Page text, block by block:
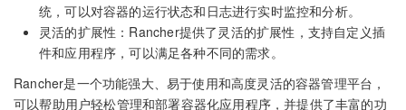
统，可以对容器的运行状态和日志进行实时监控和分析。
灵活的扩展性：Rancher提供了灵活的扩展性，支持自定义插
件和应用程序，可以满足各种不同的需求。
Rancher是一个功能强大、易于使用和高度灵活的容器管理平台，
可以帮助用户轻松管理和部署容器化应用程序，并提供了丰富的功